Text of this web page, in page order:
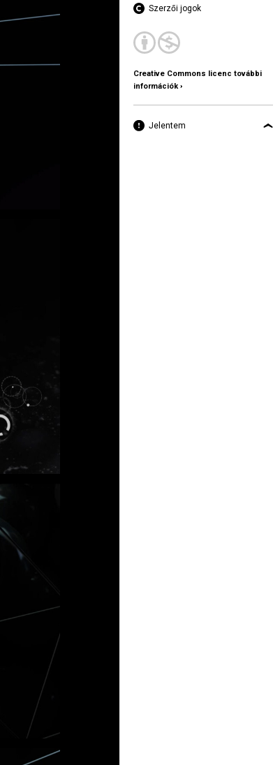
Szerzői jogok
Creative Commons licenc további
információk ›
Jelentem